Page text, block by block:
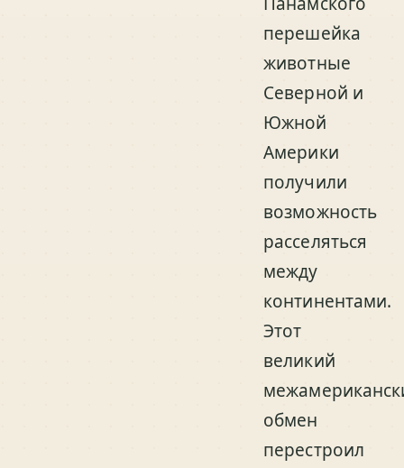
перешейка
животные
Северной и
Южной
Америки
получили
возможность
расселяться
между
континентами.
Этот
великий
обмен
перестроил